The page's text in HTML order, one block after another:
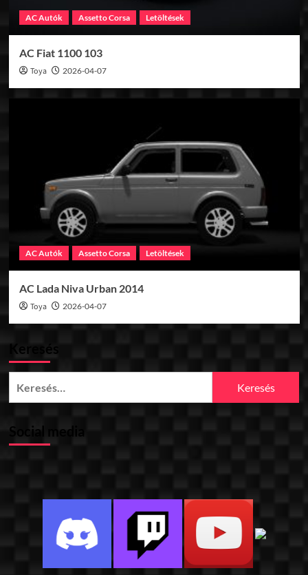
AC Autók Assetto Corsa Letöltések
AC Fiat 1100 103
Toya 2026-04-07
AC Autók Assetto Corsa Letöltések
AC Lada Niva Urban 2014
Toya 2026-04-07
Keresés
Social media